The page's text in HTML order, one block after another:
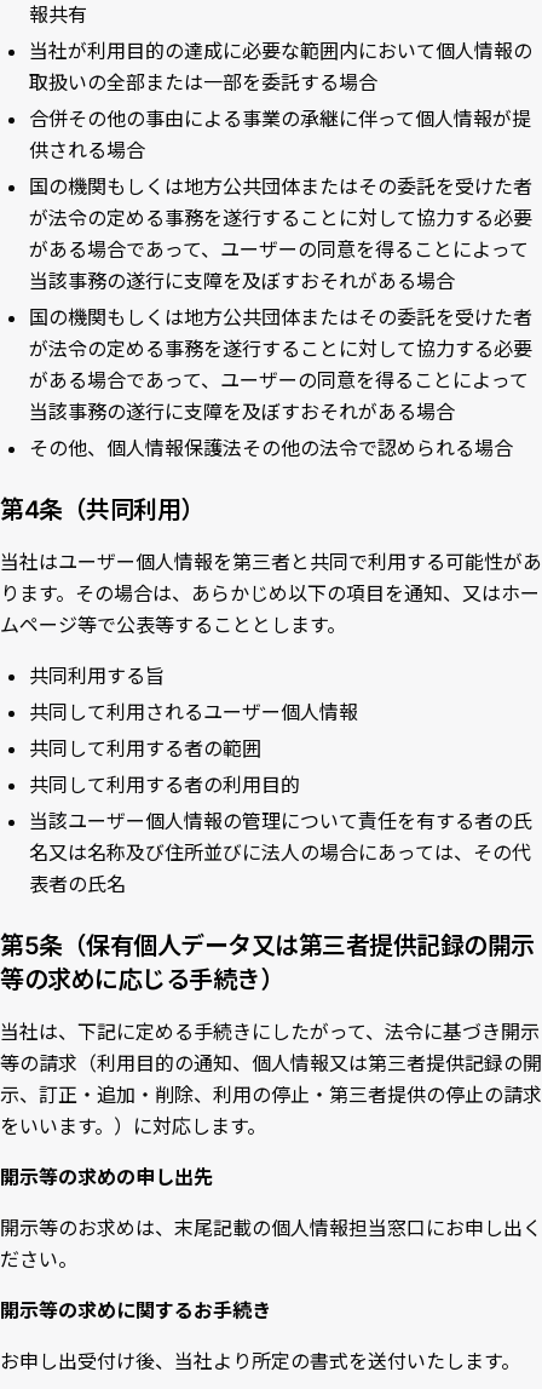
報共有
当社が利用目的の達成に必要な範囲内において個人情報の
取扱いの全部または一部を委託する場合
合併その他の事由による事業の承継に伴って個人情報が提
供される場合
国の機関もしくは地方公共団体またはその委託を受けた者
が法令の定める事務を遂行することに対して協力する必要
がある場合であって、ユーザーの同意を得ることによって
当該事務の遂行に支障を及ぼすおそれがある場合
国の機関もしくは地方公共団体またはその委託を受けた者
が法令の定める事務を遂行することに対して協力する必要
がある場合であって、ユーザーの同意を得ることによって
当該事務の遂行に支障を及ぼすおそれがある場合
その他、個人情報保護法その他の法令で認められる場合
第4条（共同利用）
当社はユーザー個人情報を第三者と共同で利用する可能性があ
ります。その場合は、あらかじめ以下の項目を通知、又はホー
ムページ等で公表等することとします。
共同利用する旨
共同して利用されるユーザー個人情報
共同して利用する者の範囲
共同して利用する者の利用目的
当該ユーザー個人情報の管理について責任を有する者の氏
名又は名称及び住所並びに法人の場合にあっては、その代
表者の氏名
第5条（保有個人データ又は第三者提供記録の開示
等の求めに応じる手続き）
当社は、下記に定める手続きにしたがって、法令に基づき開示
等の請求（利用目的の通知、個人情報又は第三者提供記録の開
示、訂正・追加・削除、利用の停止・第三者提供の停止の請求
をいいます。）に対応します。
開示等の求めの申し出先
開示等のお求めは、末尾記載の個人情報担当窓口にお申し出く
ださい。
開示等の求めに関するお手続き
お申し出受付け後、当社より所定の書式を送付いたします。